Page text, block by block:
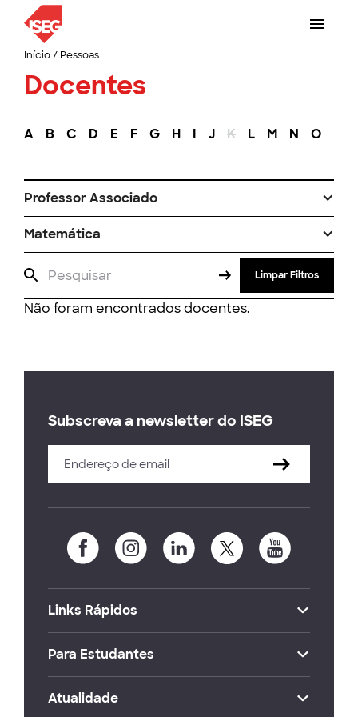
Início/ Pessoas
Docentes
A B C D E F G H I J K L M N O
Professor Associado
Matemática
Limpar Filtros
Não foram encontrados docentes.
Subscreva a newsletter do ISEG
Links Rápidos
Para Estudantes
Atualidade